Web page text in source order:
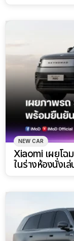
NEW CAR
Xiaomi เผยโ
ในร่างห้องนั่งเ